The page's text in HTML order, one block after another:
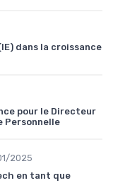
dans la croissance
pour le Directeur
Personnelle
2025
en tant que